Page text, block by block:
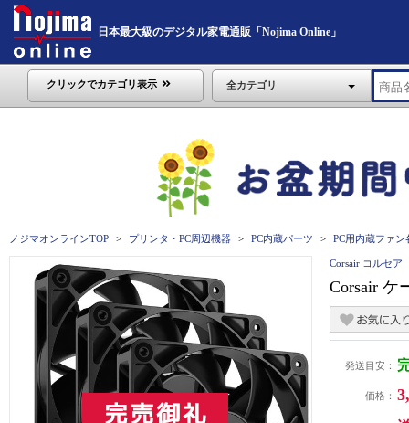
日本最大級のデジタル家電通販「Nojima Online」
クリックでカテゴリ表示 全カテゴリ
ノジマオンラインTOP プリンタ・PC周辺機器 PC内蔵パーツ PC用内蔵ファン
Corsair コルセア
Corsair ケ
発送目安：
価格：